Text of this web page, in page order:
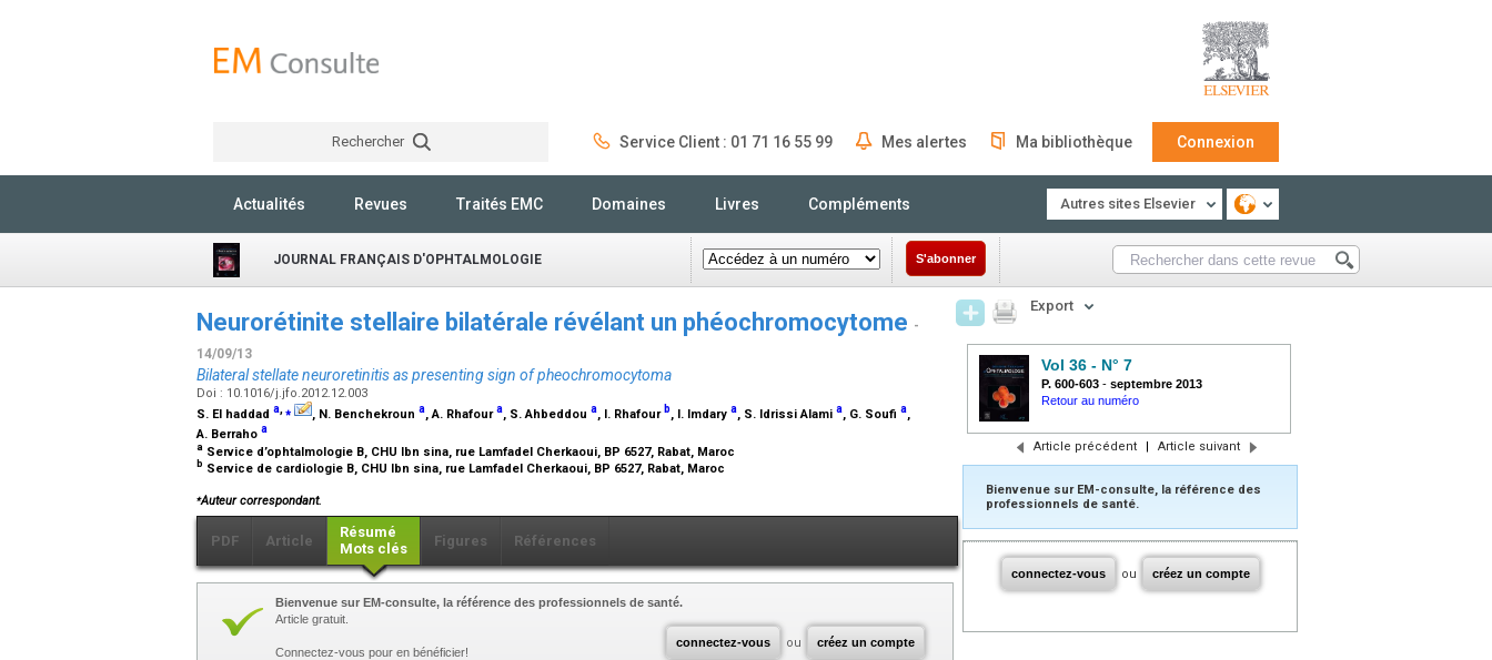
Rechercher Service Client : 01 71 16 55 99 Mes alertes Ma bibliothèque Connexion
Actualités Revues Traités EMC Domaines Livres Compléments Autres sites Elsevier
JOURNAL FRANÇAIS D'OPHTALMOLOGIE S'abonner
Neurorétinite stellaire bilatérale révélant un phéochromocytome -
14/09/13
Bilateral stellate neuroretinitis as presenting sign of pheochromocytoma
Doi : 10.1016/j.jfo.2012.12.003
S. El haddad a,⁎ , N. Benchekroun a, A. Rhafoura, S. Ahbeddou a, I. Rhafour b, I. Imdary a, S. Idrissi Alami a, G. Soufi a,
A. Berraho a
a Service d’ophtalmologie B, CHU Ibn sina, rue Lamfadel Cherkaoui, BP 6527, Rabat, Maroc
b Service de cardiologie B, CHU Ibn sina, rue Lamfadel Cherkaoui, BP 6527, Rabat, Maroc
⁎Auteur correspondant.
PDF Article
Résumé
Mots clés
Figures Références
connectez-vous ou créez un compte
Bienvenue sur EM-consulte, la référence des professionnels de santé.
Article gratuit.
Connectez-vous pour en bénéficier!
Export
Vol 36 - N° 7
P. 600-603 - septembre 2013
Retour au numéro
Article précédent | Article suivant
Bienvenue sur EM-consulte, la référence des
professionnels de santé.
connectez-vous ou créez un compte